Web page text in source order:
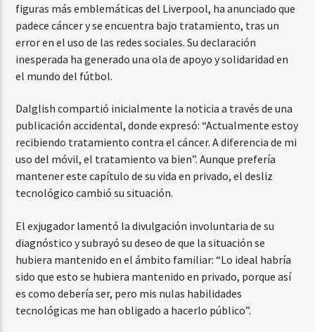
figuras más emblemáticas del Liverpool, ha anunciado que
padece cáncer y se encuentra bajo tratamiento, tras un
error en el uso de las redes sociales. Su declaración
inesperada ha generado una ola de apoyo y solidaridad en
el mundo del fútbol.
Dalglish compartió inicialmente la noticia a través de una
publicación accidental, donde expresó: “Actualmente estoy
recibiendo tratamiento contra el cáncer. A diferencia de mi
uso del móvil, el tratamiento va bien”. Aunque prefería
mantener este capítulo de su vida en privado, el desliz
tecnológico cambió su situación.
El exjugador lamentó la divulgación involuntaria de su
diagnóstico y subrayó su deseo de que la situación se
hubiera mantenido en el ámbito familiar: “Lo ideal habría
sido que esto se hubiera mantenido en privado, porque así
es como debería ser, pero mis nulas habilidades
tecnológicas me han obligado a hacerlo público”.